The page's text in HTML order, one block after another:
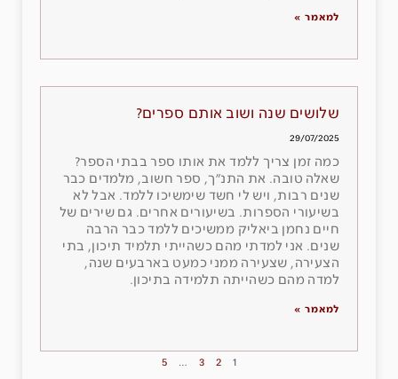
למאמר »
שלושים שנה ושוב אותם ספרים?
29/07/2025
כמה זמן צריך ללמד את אותו ספר בבתי הספר?
שאלה טובה. את התנ״ך, ספר חשוב, מלמדים כבר
שנים רבות, ויש לי חשד שימשיכו ללמד. אבל לא
בשיעורי הספרות. בשיעורים אחרים. גם שירים של
חיים נחמן ביאליק ממשיכים ללמד כבר הרבה
שנים. אני למדתי מהם כשהייתי תלמיד תיכון, בתי
הצעירה, שצעירה ממני כמעט בארבעים שנה,
למדה מהם כשהייתה תלמידה בתיכון.
למאמר »
1
2
3
…
5